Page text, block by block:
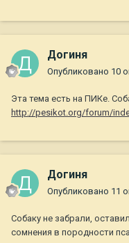
Догиня
Опубликовано 10
Эта тема есть на ПИКе.
http://pesikot.org/forum/
Догиня
Опубликовано 11
Собаку не забрали,
сомнения в породности